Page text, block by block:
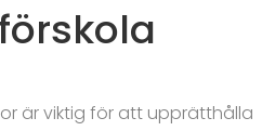
är viktig för att upprätthålla